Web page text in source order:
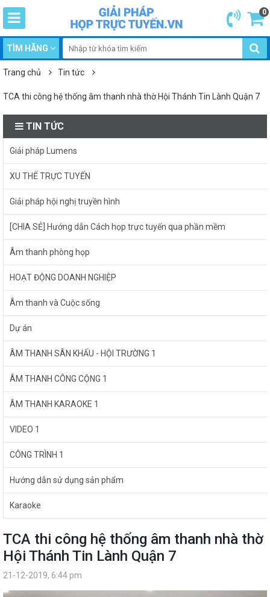
0
TÌM HÃNG
Trang chủ Tin tức
TCA thi công hệ thống âm thanh nhà thờ Hội Thánh Tin Lành Quận 7
TIN TỨC
Giải pháp Lumens
XU THẾ TRỰC TUYẾN
Giải pháp hội nghị truyền hình
[CHIA SẺ] Hướng dẫn Cách họp trực tuyến qua phần mềm
Âm thanh phòng họp
HOẠT ĐỘNG DOANH NGHIỆP
Âm thanh và Cuộc sống
Dự án
ÂM THANH SÂN KHẤU - HỘI TRƯỜNG 1
ÂM THANH CÔNG CỘNG 1
ÂM THANH KARAOKE 1
VIDEO 1
CÔNG TRÌNH 1
Hướng dẫn sử dụng sản phẩm
Karaoke
TCA thi công hệ thống âm thanh nhà thờ
Hội Thánh Tin Lành Quận 7
21-12-2019, 6:44 pm